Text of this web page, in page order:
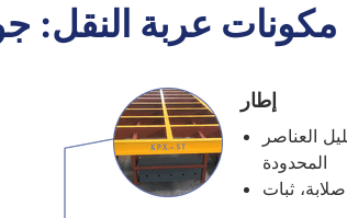
مكونات عربة النقل:
إطار
العناصر
المحدودة
ثبات